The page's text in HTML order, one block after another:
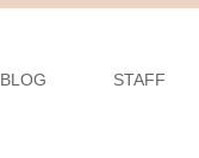
BLOG STAFF